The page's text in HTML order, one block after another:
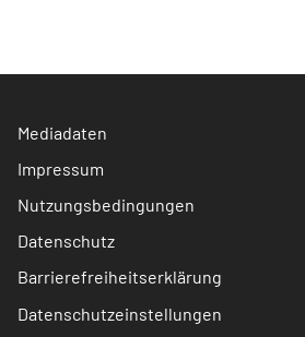
Mediadaten
Impressum
Nutzungsbedingungen
Datenschutz
Barrierefreiheitserklärung
Datenschutzeinstellungen